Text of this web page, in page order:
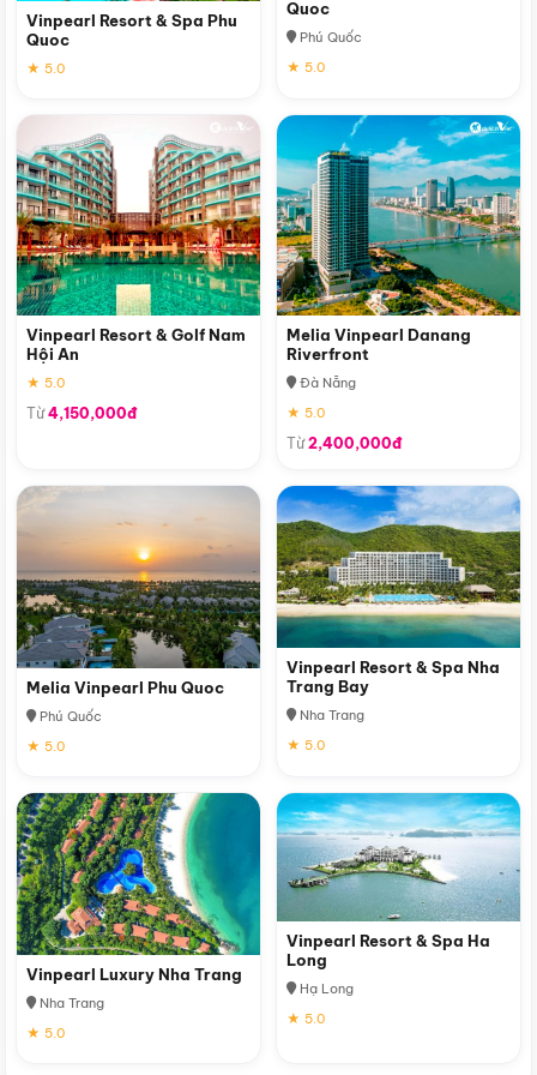
Vinpearl Resort & Spa Phu
Quoc
★ 5.0
Quoc
Phú Quốc
★ 5.0
Vinpearl Resort & Golf Nam
Hội An
★ 5.0
Từ4,150,000đ
Melia Vinpearl Danang
Riverfront
Đà Nẵng
★ 5.0
Từ2,400,000đ
Melia Vinpearl Phu Quoc
Phú Quốc
★ 5.0
Vinpearl Resort & Spa Nha
Trang Bay
Nha Trang
★ 5.0
Vinpearl Luxury Nha Trang
Nha Trang
★ 5.0
Vinpearl Resort & Spa Ha
Long
Hạ Long
★ 5.0